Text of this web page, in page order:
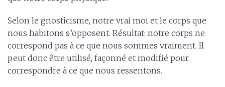
Selon le gnosticisme, notre vrai moi et le corps que
nous habitons s’opposent. Résultat: notre corps ne
correspond pas à ce que nous sommes vraiment. Il
peut donc être utilisé, façonné et modifié pour
correspondre à ce que nous ressentons.